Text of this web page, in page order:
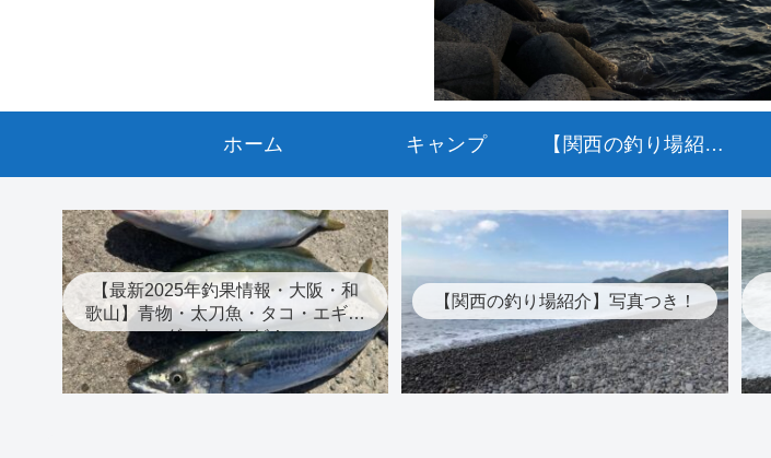
ホーム キャンプ 【関西の釣り場紹介】写真つき！
【最新2025年釣果情報・大阪・和
歌山】青物・太刀魚・タコ・エギン
グ・キスなど！
【関西の釣り場紹介】写真つき！